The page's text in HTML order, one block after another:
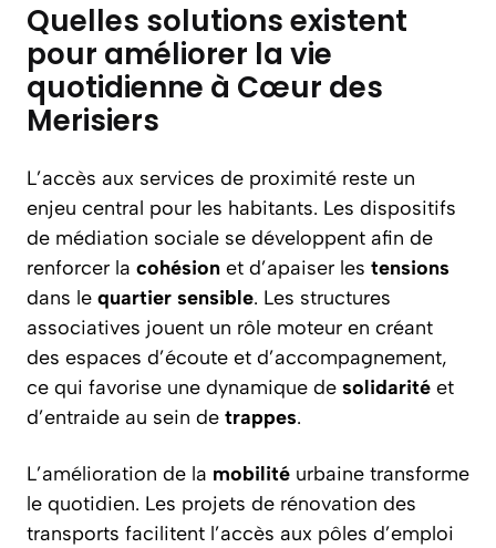
Quelles solutions existent
pour améliorer la vie
quotidienne à Cœur des
Merisiers
L’accès aux services de proximité reste un
enjeu central pour les habitants. Les dispositifs
de médiation sociale se développent afin de
renforcer la cohésion et d’apaiser les tensions
dans le quartier sensible. Les structures
associatives jouent un rôle moteur en créant
des espaces d’écoute et d’accompagnement,
ce qui favorise une dynamique de solidarité et
d’entraide au sein de trappes.
L’amélioration de la mobilité urbaine transforme
le quotidien. Les projets de rénovation des
transports facilitent l’accès aux pôles d’emploi